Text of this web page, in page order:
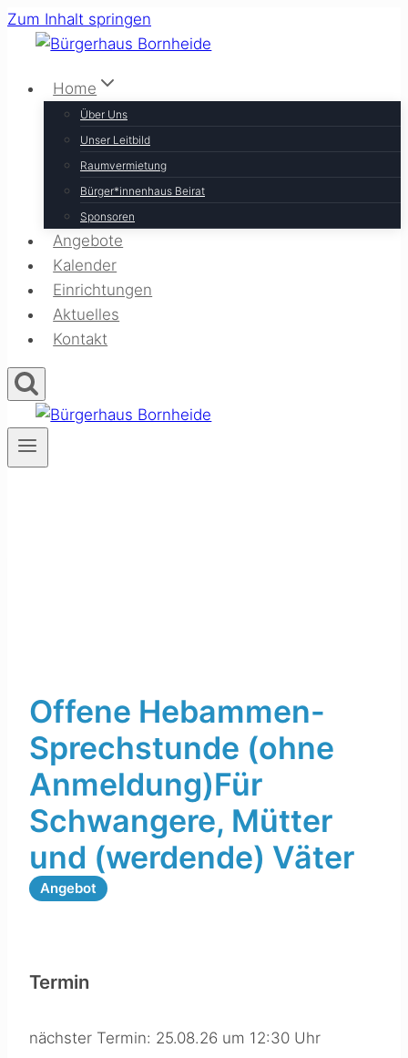
Zum Inhalt springen
Home
Über Uns
Unser Leitbild
Raumvermietung
Bürger*innenhaus Beirat
Sponsoren
Angebote
Kalender
Einrichtungen
Aktuelles
Kontakt
Offene Hebammen-
Sprechstunde (ohne
Anmeldung)Für
Schwangere, Mütter
und (werdende) Väter
Angebot
Termin
nächster Termin: 25.08.26 um 12:30 Uhr